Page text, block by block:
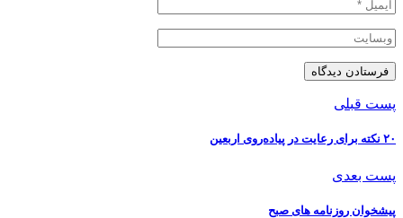
پست قبلی
۲۰ نکته برای رعایت در پیاده‌روی اربعین
پست بعدی
پیشخوان روزنامه های صبح